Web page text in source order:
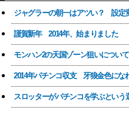
ジャグラーの朝一はアツい？ 設定
謹賀新年 2014年、始まりました
モンハン2の天国ゾーン狙いについて
2014年パチンコ収支 牙狼金色にな
スロッターがパチンコを学ぶという